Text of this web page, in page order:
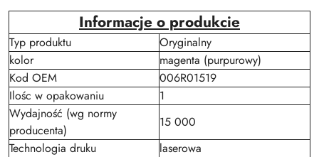
Informacje o produkcie
Typ produktu
Oryginalny
kolor
magenta (purpurowy)
Kod OEM
006R01519
Ilośc w opakowaniu
1
Wydajność (wg normy
producenta)
15 000
Technologia druku
laserowa